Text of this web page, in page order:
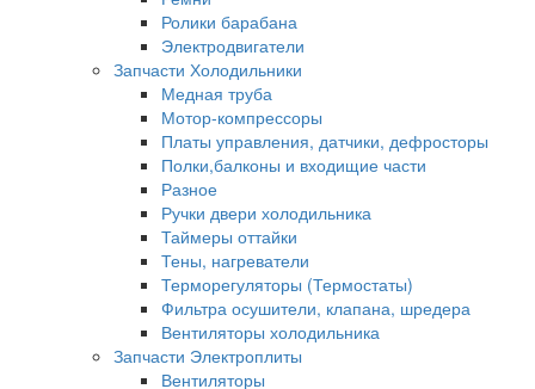
Ролики барабана
Электродвигатели
Запчасти Холодильники
Медная труба
Мотор-компрессоры
Платы управления, датчики, дефросторы
Полки,балконы и входищие части
Разное
Ручки двери холодильника
Таймеры оттайки
Тены, нагреватели
Терморегуляторы (Термостаты)
Фильтра осушители, клапана, шредера
Вентиляторы холодильника
Запчасти Электроплиты
Вентиляторы